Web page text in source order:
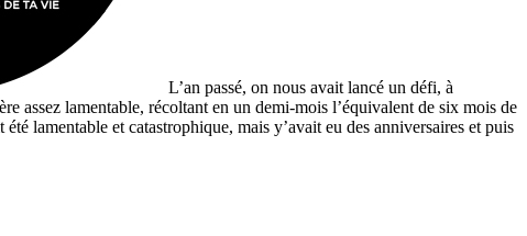
L’an passé, on nous avait lancé un défi, à
assez lamentable, récoltant en un demi-mois l’équivalent de six mois de
lamentable et catastrophique, mais y’avait eu des anniversaires et puis